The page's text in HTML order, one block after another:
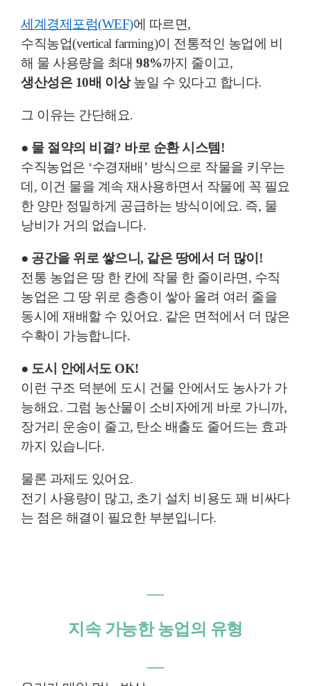
세계경제포럼(WEF)에 따르면,
수직농업(vertical farming)이 전통적인 농업에 비
해 물 사용량을 최대 98%까지 줄이고,
생산성은 10배 이상높일 수 있다고 합니다.
그 이유는 간단해요.
● 물 절약의 비결? 바로 순환 시스템!
수직농업은 ‘수경재배’ 방식으로 작물을 키우는
데, 이건 물을 계속 재사용하면서 작물에 꼭 필요
한 양만 정밀하게 공급하는 방식이에요. 즉, 물
낭비가 거의 없습니다.
● 공간을 위로 쌓으니, 같은 땅에서 더 많이!
전통 농업은 땅 한 칸에 작물 한 줄이라면, 수직
농업은 그 땅 위로 층층이 쌓아 올려 여러 줄을
동시에 재배할 수 있어요. 같은 면적에서 더 많은
수확이 가능합니다.
● 도시 안에서도 OK!
이런 구조 덕분에 도시 건물 안에서도 농사가 가
능해요. 그럼 농산물이 소비자에게 바로 가니까,
장거리 운송이 줄고, 탄소 배출도 줄어드는 효과
까지 있습니다.
물론 과제도 있어요.
전기 사용량이 많고, 초기 설치 비용도 꽤 비싸다
는 점은 해결이 필요한 부분입니다.
―
지속 가능한 농업의 유형
―